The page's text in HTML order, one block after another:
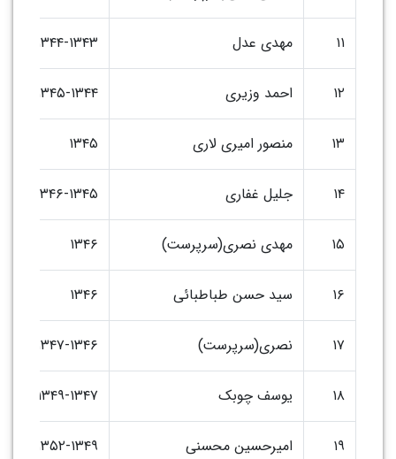
۱۱ مهدی عدل ۱۳۴۴-۱۳۴۳
۱۲ احمد وزیری ۱۳۴۵-۱۳۴۴
۱۳ منصور امیری لاری ۱۳۴۵
۱۴ جلیل غفاری ۱۳۴۶-۱۳۴۵
۱۵ مهدی نصری(سرپرست) ۱۳۴۶
۱۶ سید حسن طباطبائی ۱۳۴۶
۱۷ نصری(سرپرست) ۱۳۴۷-۱۳۴۶
۱۸ یوسف چوبک ۱۳۴۹-۱۳۴۷
۱۹ امیرحسین محسنی ۱۳۵۲-۱۳۴۹